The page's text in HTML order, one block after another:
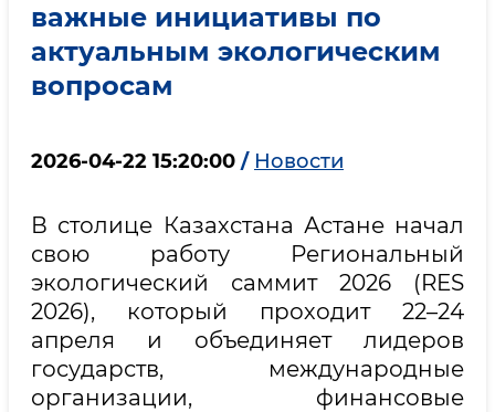
важные инициативы по
актуальным экологическим
вопросам
2026-04-22 15:20:00 / Новости
В столице Казахстана Астане начал
свою работу Региональный
экологический саммит 2026 (RES
2026), который проходит 22–24
апреля и объединяет лидеров
государств, международные
организации, финансовые